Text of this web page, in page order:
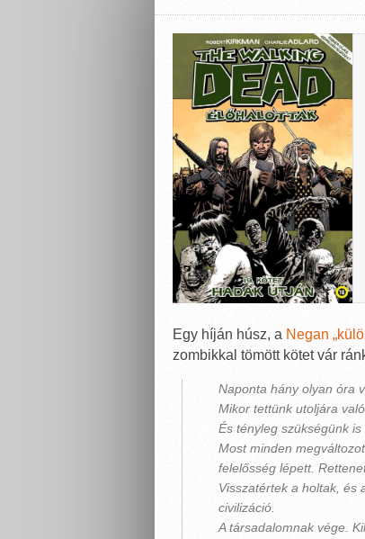
Egy híján húsz, a Negan
zombikkal tömött kötet vár
Naponta hány olyan óra
Mikor tettünk utoljára
És tényleg szükségünk
Most minden
felelősség lépett.
Visszatértek a holtak, és
civilizáció.
A társadalomnak vége.